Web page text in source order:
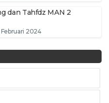
dan Tahfdz MAN 2
Februari 2024